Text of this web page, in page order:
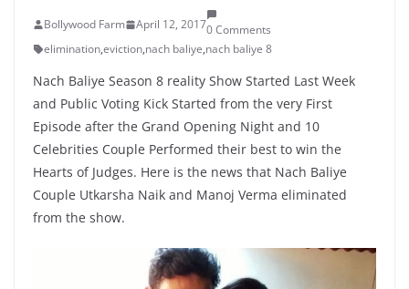
Bollywood Farm April 12, 20170 Comments
elimination,eviction,nach baliye,nach baliye 8
Nach Baliye Season 8 reality Show Started Last Week
and Public Voting Kick Started from the very First
Episode after the Grand Opening Night and 10
Celebrities Couple Performed their best to win the
Hearts of Judges. Here is the news that Nach Baliye
Couple Utkarsha Naik and Manoj Verma eliminated
from the show.